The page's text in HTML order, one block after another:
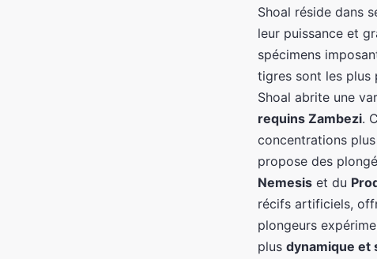
Shoal réside dans
leur puissance et
spécimens
tigres sont les plus
Shoal abrite une
requins Zambezi.
concentrations
propose des
Nemesis et du
récifs artificiels,
plongeurs
plus dynamique et